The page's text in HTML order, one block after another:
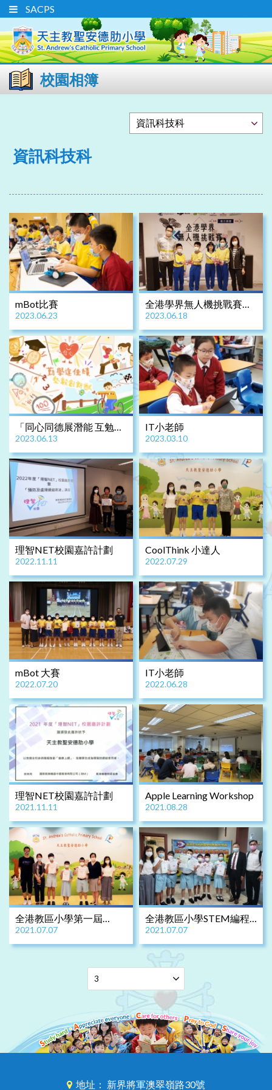
SACPS
校園相簿
資訊科技科
mBot比賽
2023.06.23
全港學界無人機挑戰賽
2023
2023.06.18
「同心同德展潛能 互勉互
勵友情濃」電子海報設計
比賽
2023.06.13
IT小老師
2023.03.10
理智NET校園嘉許計劃
2022.11.11
CoolThink 小達人
2022.07.29
mBot 大賽
2022.07.20
IT小老師
2022.06.28
理智NET校園嘉許計劃
2021.11.11
Apple Learning Workshop
2021.08.28
全港教區小學第一屆
STEM編程創作比賽(校內
賽)
2021.07.07
全港教區小學STEM編程
創作大賽
2021.07.07
地址： 新界將軍澳翠嶺路30號